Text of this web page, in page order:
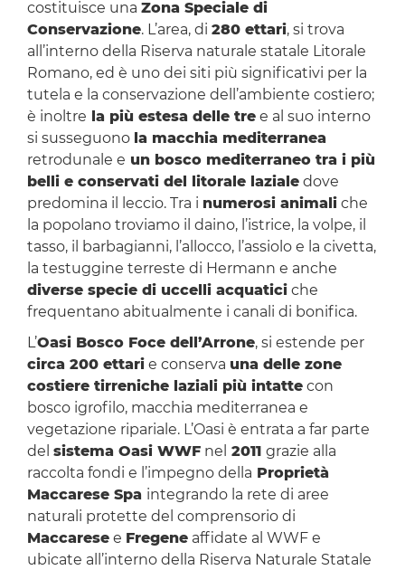
costituisce una Zona Speciale di
Conservazione. L’area, di 280 ettari, si trova
all’interno della Riserva naturale statale Litorale
Romano, ed è uno dei siti più significativi per la
tutela e la conservazione dell’ambiente costiero;
è inoltre la più estesa delle tree al suo interno
si susseguono la macchia mediterranea
retrodunale e un bosco mediterraneo tra i più
belli e conservati del litorale lazialedove
predomina il leccio. Tra i numerosi animaliche
la popolano troviamo il daino, l’istrice, la volpe, il
tasso, il barbagianni, l’allocco, l’assiolo e la civetta,
la testuggine terreste di Hermann e anche
diverse specie di uccelli acquaticiche
frequentano abitualmente i canali di bonifica.
L’Oasi Bosco Foce dell’Arrone, si estende per
circa 200 ettarie conserva una delle zone
costiere tirreniche laziali più intattecon
bosco igrofilo, macchia mediterranea e
vegetazione ripariale. L’Oasi è entrata a far parte
del sistema Oasi WWFnel 2011 grazie alla
raccolta fondi e l’impegno della Proprietà
Maccarese Spa integrando la rete di aree
naturali protette del comprensorio di
Maccaresee Fregeneaffidate al WWF e
ubicate all’interno della Riserva Naturale Statale